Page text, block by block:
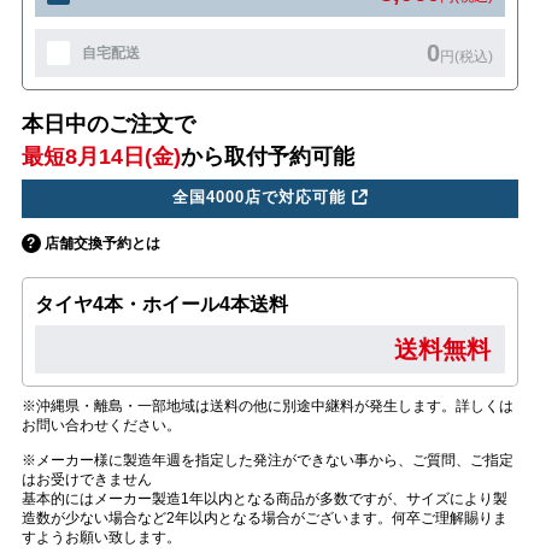
自宅配送 0円(税込)
本日中のご注文で
最短8月14日(金)から取付予約可能
全国4000店で対応可能
店舗交換予約とは
タイヤ4本・ホイール4本送料
送料無料
※沖縄県・離島・一部地域は送料の他に別途中継料が発生します。詳しくは
お問い合わせください。
※メーカー様に製造年週を指定した発注ができない事から、ご質問、ご指定
はお受けできません
基本的にはメーカー製造1年以内となる商品が多数ですが、サイズにより製
造数が少ない場合など2年以内となる場合がございます。何卒ご理解賜りま
すようお願い致します。